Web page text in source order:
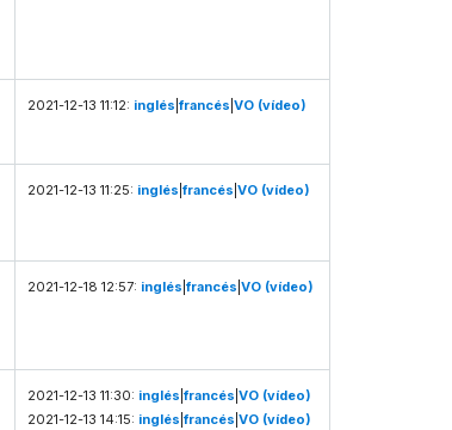
2021-12-13 11:12: inglés francés VO (vídeo)
2021-12-13 11:25: inglés francés VO (vídeo)
2021-12-18 12:57: inglés francés VO (vídeo)
2021-12-13 11:30: inglés francés VO (vídeo)
2021-12-13 14:15: inglés francés VO (vídeo)